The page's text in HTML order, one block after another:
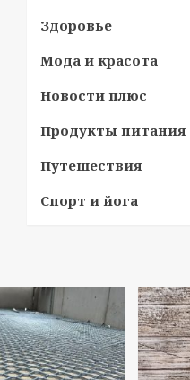
Здоровье
Мода и красота
Новости плюс
Продукты питания
Путешествия
Спорт и йога